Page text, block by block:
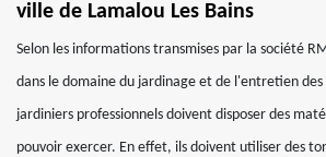
ville de Lamalou Les Bains
Selon les informations transmises par la société
dans le domaine du jardinage et de l'entretien des
jardiniers professionnels doivent disposer des
pouvoir exercer. En effet, ils doivent utiliser des